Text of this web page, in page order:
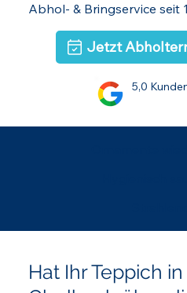
Abhol- & Bringservice seit
Jetzt
5,0
Hat Ihr Teppich